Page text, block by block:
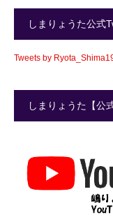
しまりょうた公式
Tweets by
しまりょうた【公